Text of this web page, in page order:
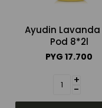
Ayudin Lavanda
Pod 8*2l
PYG 17.700
+
-